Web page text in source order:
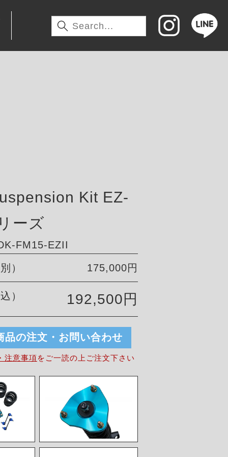
Kit EZ-
ーズ
FM15-EZII
） 175,000円
） 192,500円
品の注文・お問い合わせ
注意事項を ご一読の上ご注文下さい